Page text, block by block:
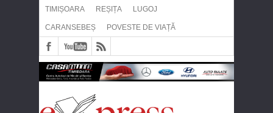
TIMIȘOARA REȘIȚA LUGOJ
CARANSEBEȘ POVESTE DE VIAȚĂ